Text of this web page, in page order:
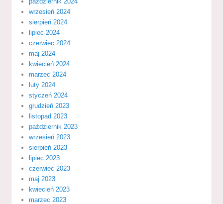
wrzesień 2024
sierpień 2024
lipiec 2024
czerwiec 2024
maj 2024
kwiecień 2024
marzec 2024
luty 2024
styczeń 2024
grudzień 2023
listopad 2023
październik 2023
wrzesień 2023
sierpień 2023
lipiec 2023
czerwiec 2023
maj 2023
kwiecień 2023
marzec 2023